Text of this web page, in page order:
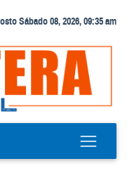
Sábado 08, 2026, 09:35 am